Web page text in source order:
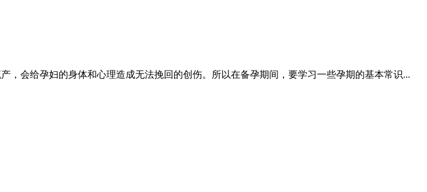
会给孕妇的身体和心理造成无法挽回的创伤。所以在备孕期间，要学习一些孕期的基本常识...